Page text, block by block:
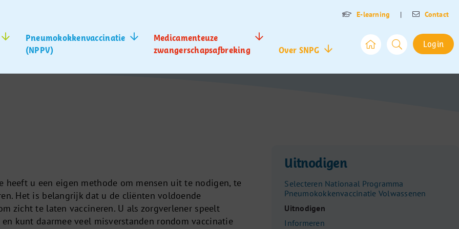
E-learning | Contact
Pneumokokkenvaccinatie
(NPPV)
Medicamenteuze
zwangerschapsafbreking
Over SNPG
Login
heeft u een eigen methode om mensen uit te nodigen, te
Het is belangrijk dat u de cliënten voldoende
zicht te laten vaccineren. U als zorgverlener speelt
kunt daarmee veel misverstanden rondom vaccinatie
Uitnodigen
Selecteren Nationaal Programma
Pneumokokkenvaccinatie Volwassenen
Uitnodigen
Informeren